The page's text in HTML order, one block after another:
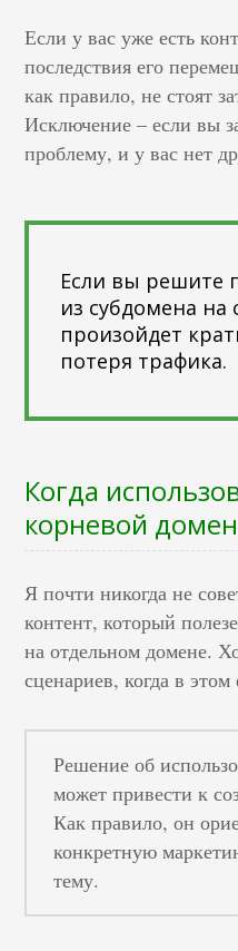
Если у вас уже есть
последствия его
как правило, не стоят
Исключение – если вы
проблему, и у вас нет
Если вы решите
из субдомена
произойдет
потеря трафика.
Когда
корневой
Я почти никогда не
контент, который
на отдельном домене.
сценариев, когда в этом
Решение об
может привести к
Как правило, он
конкретную
тему.